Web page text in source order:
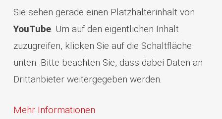
Sie sehen gerade einen Platzhalterinhalt von
YouTube. Um auf den eigentlichen Inhalt
zuzugreifen, klicken Sie auf die Schaltfläche
unten. Bitte beachten Sie, dass dabei Daten an
Drittanbieter weitergegeben werden.
Mehr Informationen